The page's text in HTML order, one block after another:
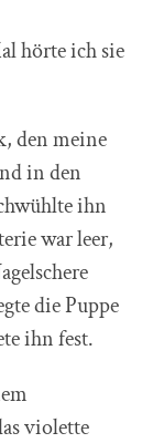
hörte ich sie
den meine
in den
ihn
war leer,
die Puppe
ihn fest.
violette